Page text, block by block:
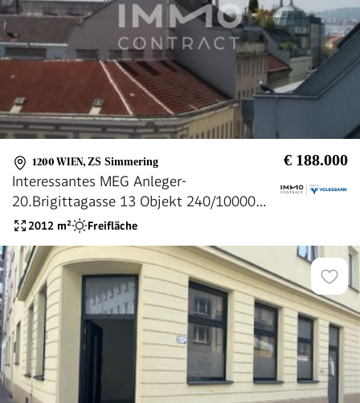
1200 WIEN, ZS Simmering € 188.000
Interessantes MEG Anleger-
20.Brigittagasse 13 Objekt 240/10000
Anteile mit 42 Wohnungen+1 GL+42
2012 m² Freifläche